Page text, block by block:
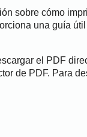
sobre cómo
una guía
el PDF
de PDF. Para